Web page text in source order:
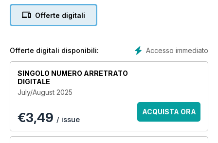
Discover Samyang's funky Remaster Slim trio of sub-10g
weight lenses and the brilliant collaboration of Schneider-
texture of Permajet's easy to print :Portrait Rag 305 - and
Offerte digitali
Accesso immediato
Offerte digitali disponibili:
SINGOLO NUMERO ARRETRATO
DIGITALE
July/August 2025
€3,49 / issue
ACQUISTA ORA